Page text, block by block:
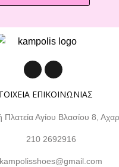
ΕΠΙΚΟΙΝΩΝΙΑΣ
Πλατεία Αγίου Βλασίου 8,
210 2692916
kampolisshoes@gmail.com